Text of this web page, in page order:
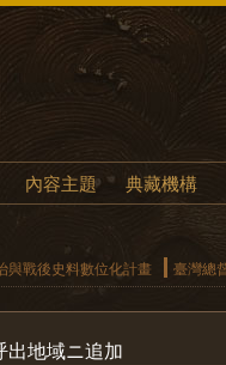
內容主題 典藏機構
與戰後史料數位化計畫 臺灣總
出地域ニ追加